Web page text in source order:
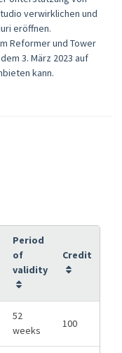
verwirklichen und
eröffnen.
Reformer und Tower
3. März 2023 auf
kann.
Period
of
validity
Credit
52
weeks
100